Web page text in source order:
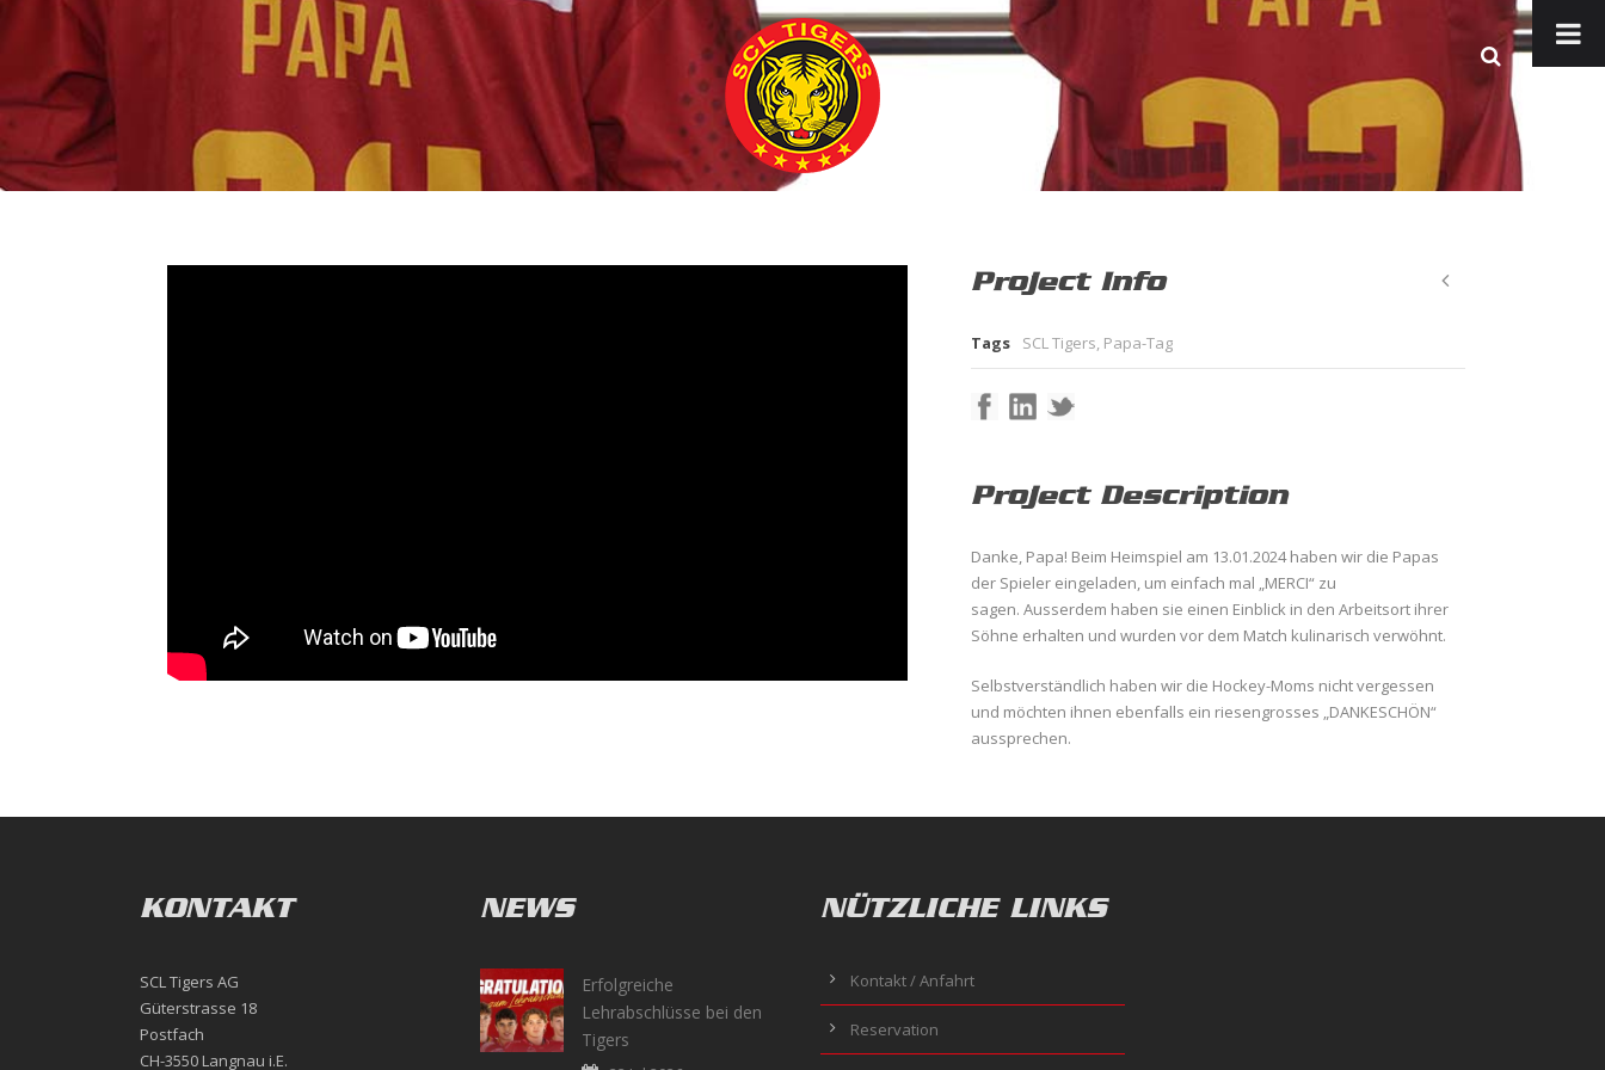
Project Info
Tags SCL Tigers, Papa-Tag
Project Description
Danke, Papa! Beim Heimspiel am 13.01.2024 haben wir die Papas
der Spieler eingeladen, um einfach mal „MERCI“ zu
sagen. Ausserdem haben sie einen Einblick in den Arbeitsort ihrer
Söhne erhalten und wurden vor dem Match kulinarisch verwöhnt.
Selbstverständlich haben wir die Hockey-Moms nicht vergessen
und möchten ihnen ebenfalls ein riesengrosses „DANKESCHÖN“
aussprechen.
KONTAKT
SCL Tigers AG
Güterstrasse 18
Postfach
CH-3550 Langnau i.E.
NEWS
Erfolgreiche
Lehrabschlüsse bei den
Tigers
NÜTZLICHE LINKS
Kontakt / Anfahrt
Reservation